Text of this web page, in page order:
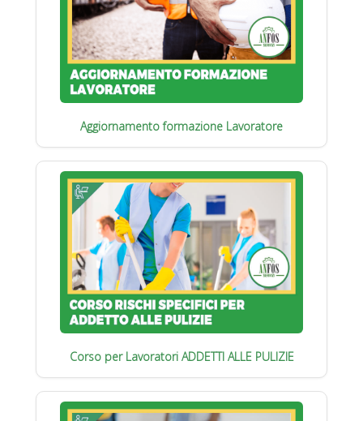
Aggiornamento formazione Lavoratore
Corso per Lavoratori ADDETTI ALLE PULIZIE